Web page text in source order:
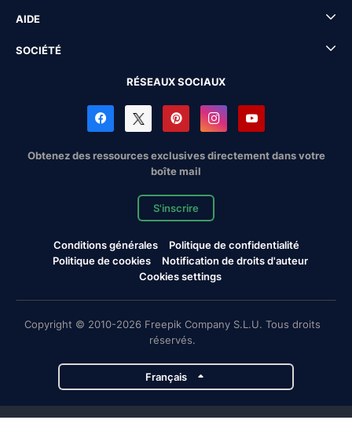
AIDE
SOCIÉTÉ
RÉSEAUX SOCIAUX
Obtenez des ressources exclusives directement dans votre
boîte mail
S'inscrire
Conditions générales
Politique de confidentialité
Politique de cookies
Notification de droits d'auteur
Cookies settings
Copyright © 2010-2026 Freepik Company S.L.U. Tous droits
réservés.
Français